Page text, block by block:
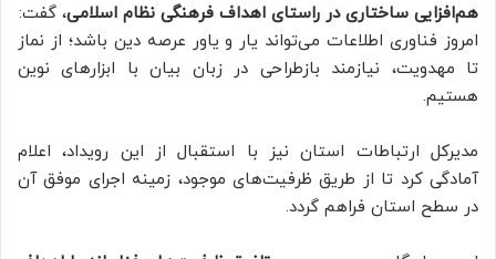
هم‌افزایی ساختاری در راستای اهداف فرهنگی نظام اسلامی، گفت:
امروز فناوری اطلاعات می‌تواند یار و یاور عرصه دین باشد؛ از نماز
تا مهدویت، نیازمند بازطراحی در زبان بیان با ابزارهای نوین
هستیم.
مدیرکل ارتباطات استان نیز با استقبال از این رویداد، اعلام
آمادگی کرد تا از طریق ظرفیت‌های موجود، زمینه اجرای موفق آن
در سطح استان فراهم گردد.